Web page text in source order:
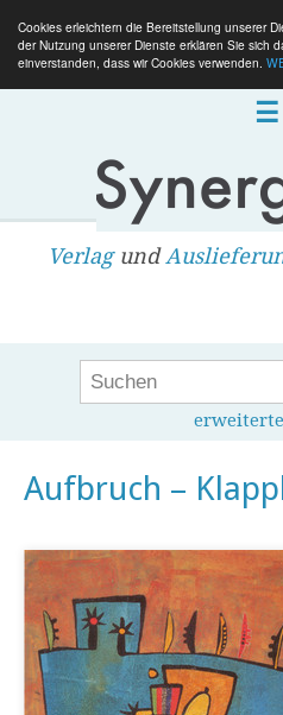
Cookies erleichtern die Bereitstellung unserer
der Nutzung unserer Dienste erklären Sie sich
einverstanden, dass wir Cookies verwenden.
☰
Verlagund
Aufbruch –